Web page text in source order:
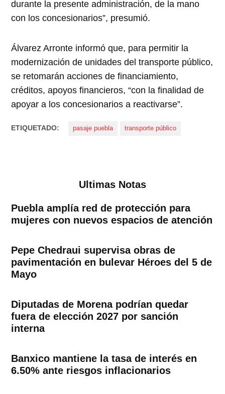
durante la presente administración, de la mano
con los concesionarios”, presumió.
Álvarez Arronte informó que, para permitir la
modernización de unidades del transporte público,
se retomarán acciones de financiamiento,
créditos, apoyos financieros, “con la finalidad de
apoyar a los concesionarios a reactivarse”.
ETIQUETADO: pasaje puebla transporte público
Ultimas Notas
Puebla amplía red de protección para
mujeres con nuevos espacios de atención
Pepe Chedraui supervisa obras de
pavimentación en bulevar Héroes del 5 de
Mayo
Diputadas de Morena podrían quedar
fuera de elección 2027 por sanción
interna
Banxico mantiene la tasa de interés en
6.50% ante riesgos inflacionarios